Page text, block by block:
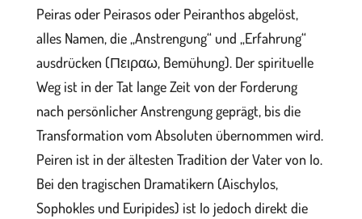
Peiras oder Peirasos oder Peiranthos abgelöst,
alles Namen, die „Anstrengung“ und „Erfahrung“
ausdrücken (Πειραω, Bemühung). Der spirituelle
Weg ist in der Tat lange Zeit von der Forderung
nach persönlicher Anstrengung geprägt, bis die
Transformation vom Absoluten übernommen wird.
Peiren ist in der ältesten Tradition der Vater von Io.
Bei den tragischen Dramatikern (Aischylos,
Sophokles und Euripides) ist Io jedoch direkt die